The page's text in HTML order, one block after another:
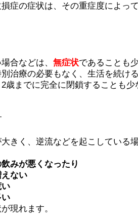
症の症状は、その重症度によって
合などは、 無症状であることも
治療の必要もなく、生活を続け
歳までに完全に閉鎖することも少
きく、逆流などを起こしている
飲みが悪くなったり
えない
い
い
現れます。